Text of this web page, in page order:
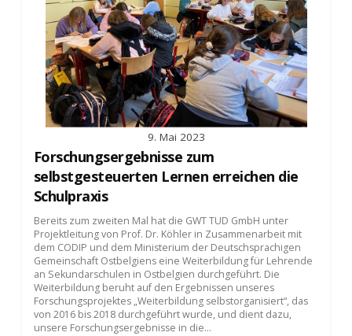
9. Mai 2023
Forschungsergebnisse zum
selbstgesteuerten Lernen erreichen die
Schulpraxis
Bereits zum zweiten Mal hat die GWT TUD GmbH unter
Projektleitung von Prof. Dr. Köhler in Zusammenarbeit mit
dem CODIP und dem Ministerium der Deutschsprachigen
Gemeinschaft Ostbelgiens eine Weiterbildung für Lehrende
an Sekundarschulen in Ostbelgien durchgeführt. Die
Weiterbildung beruht auf den Ergebnissen unseres
Forschungsprojektes „Weiterbildung selbstorganisiert“, das
von 2016 bis 2018 durchgeführt wurde, und dient dazu,
unsere Forschungsergebnisse in die...